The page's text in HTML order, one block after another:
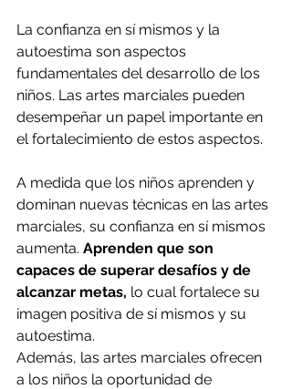
La confianza en sí mismos y la
autoestima son aspectos
fundamentales del desarrollo de los
niños. Las artes marciales pueden
desempeñar un papel importante en
el fortalecimiento de estos aspectos.
A medida que los niños aprenden y
dominan nuevas técnicas en las artes
marciales, su confianza en sí mismos
aumenta. Aprenden que son
capaces de superar desafíos y de
alcanzar metas, lo cual fortalece su
imagen positiva de sí mismos y su
autoestima.
Además, las artes marciales ofrecen
a los niños la oportunidad de